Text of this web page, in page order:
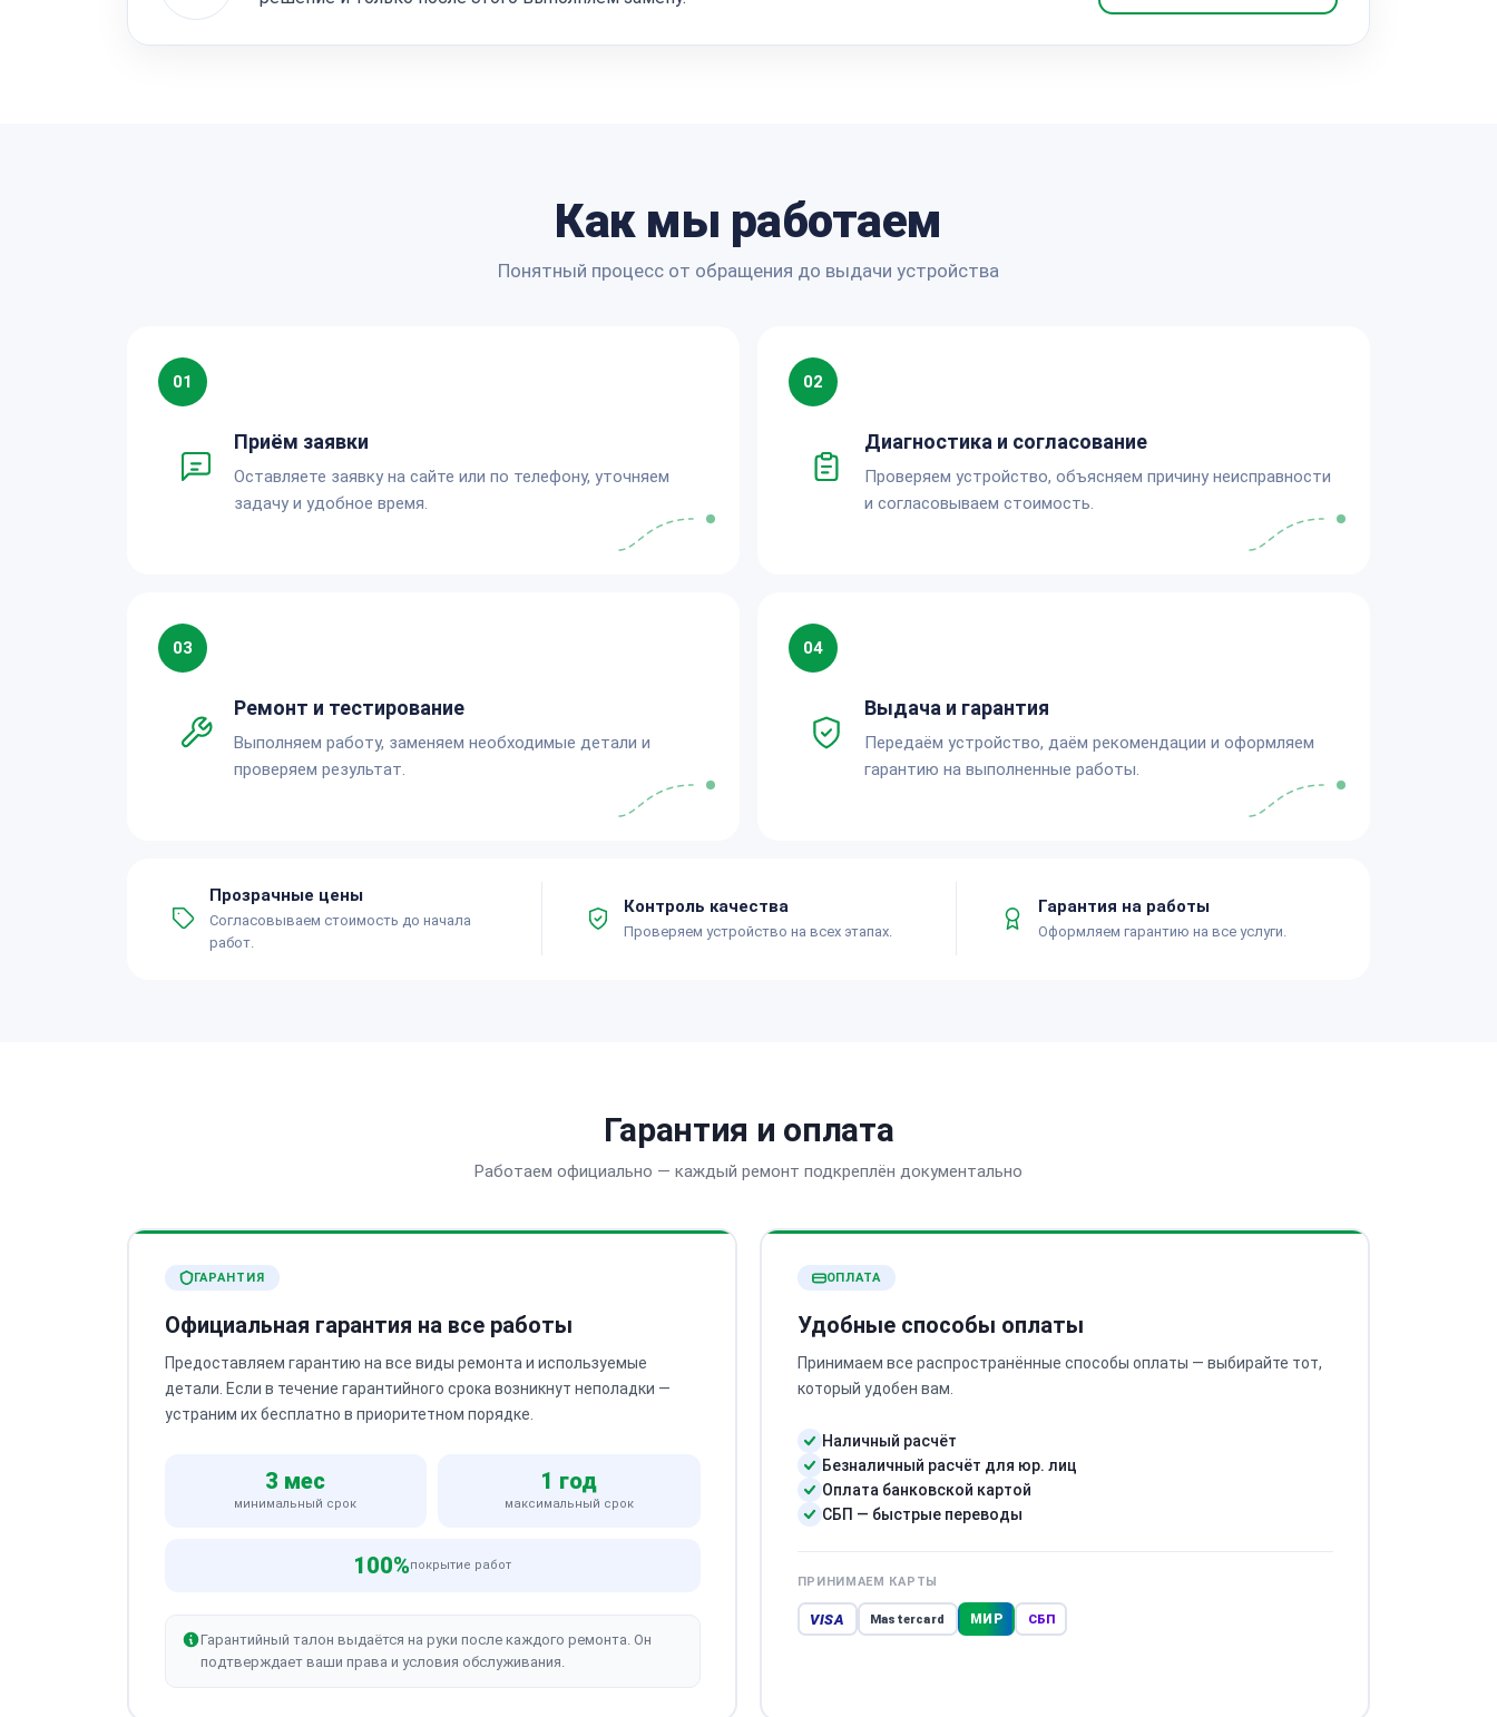
Как мы работаем
Понятный процесс от обращения до выдачи устройства
01
Приём заявки
Оставляете заявку на сайте или по телефону, уточняем
задачу и удобное время.
02
Диагностика и согласование
Проверяем устройство, объясняем причину неисправности
и согласовываем стоимость.
03
Ремонт и тестирование
Выполняем работу, заменяем необходимые детали и
проверяем результат.
04
Выдача и гарантия
Передаём устройство, даём рекомендации и оформляем
гарантию на выполненные работы.
Прозрачные цены
Согласовываем стоимость до начала
работ.
Контроль качества
Проверяем устройство на всех этапах.
Гарантия на работы
Оформляем гарантию на все услуги.
Гарантия и оплата
Работаем официально — каждый ремонт подкреплён документально
ГАРАНТИЯ
Официальная гарантия на все работы
Предоставляем гарантию на все виды ремонта и используемые
детали. Если в течение гарантийного срока возникнут неполадки —
устраним их бесплатно в приоритетном порядке.
3 мес
минимальный срок
1 год
максимальный срок
100%покрытие работ
Гарантийный талон выдаётся на руки после каждого ремонта. Он
подтверждает ваши права и условия обслуживания.
ОПЛАТА
Удобные способы оплаты
Принимаем все распространённые способы оплаты — выбирайте тот,
который удобен вам.
Наличный расчёт
Безналичный расчёт для юр. лиц
Оплата банковской картой
СБП — быстрые переводы
ПРИНИМАЕМ КАРТЫ
VISA Mastercard МИР СБП